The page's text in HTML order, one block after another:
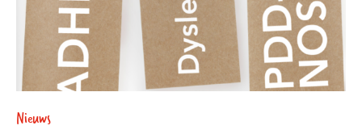
Nieuws